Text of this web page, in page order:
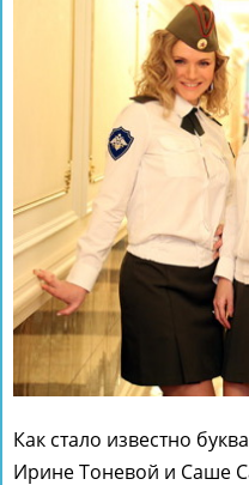
Как стало известно
Ирине Тоневой и Саше